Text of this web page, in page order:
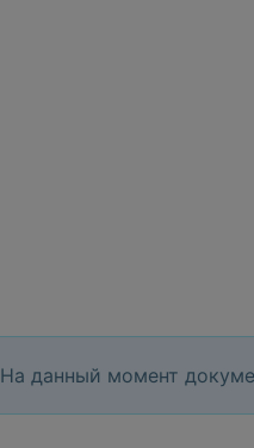
На данный момент